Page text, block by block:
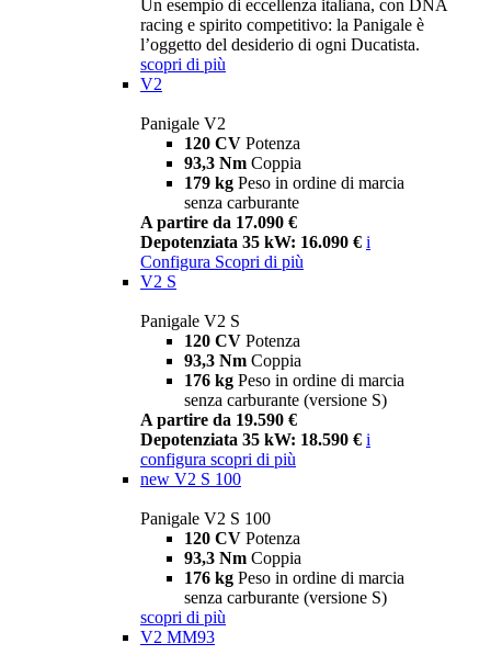
Un esempio di eccellenza italiana, con DNA
racing e spirito competitivo: la Panigale è
l’oggetto del desiderio di ogni Ducatista.
scopri di più
V2
Panigale V2
120 CV Potenza
93,3 Nm Coppia
179 kg Peso in ordine di marcia
senza carburante
A partire da 17.090 €
Depotenziata 35 kW: 16.090 € i
Configura Scopri di più
V2 S
Panigale V2 S
120 CV Potenza
93,3 Nm Coppia
176 kg Peso in ordine di marcia
senza carburante (versione S)
A partire da 19.590 €
Depotenziata 35 kW: 18.590 € i
configura scopri di più
new V2 S 100
Panigale V2 S 100
120 CV Potenza
93,3 Nm Coppia
176 kg Peso in ordine di marcia
senza carburante (versione S)
scopri di più
V2 MM93